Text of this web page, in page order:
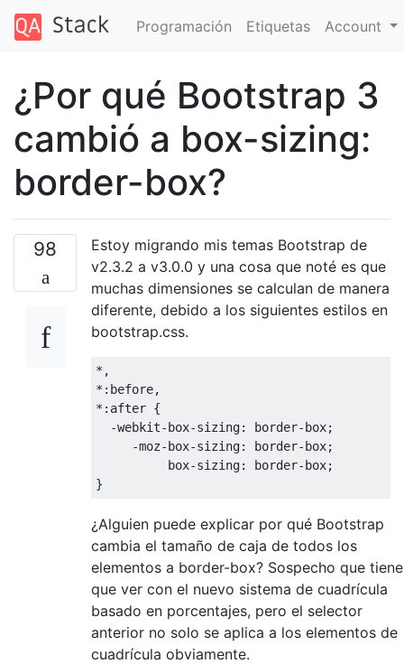
Programación Etiquetas Account
¿Por qué Bootstrap 3
cambió a box-sizing:
border-box?
98
Estoy migrando mis temas Bootstrap de
v2.3.2 a v3.0.0 y una cosa que noté es que
muchas dimensiones se calculan de manera
diferente, debido a los siguientes estilos en
bootstrap.css.
*,
*: before,
*: after {
-webkit-box-sizing: border-box;
-moz-box-sizing: border-box;
          box
-sizing: border-box;
}
¿Alguien puede explicar por qué Bootstrap
cambia el tamaño de caja de todos los
elementos a border-box? Sospecho que tiene
que ver con el nuevo sistema de cuadrícula
basado en porcentajes, pero el selector
anterior no solo se aplica a los elementos de
cuadrícula obviamente.